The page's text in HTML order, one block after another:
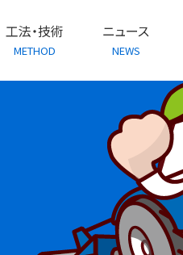
工法・技術
METHOD
ニュース
NEWS